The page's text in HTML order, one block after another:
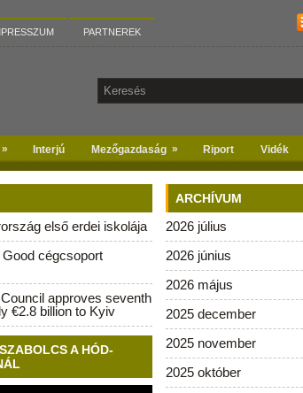
PARTNEREK
» Interjú Mezőgazdaság » Riport Vidék
első erdei iskolája
cégcsoport
approves seventh
€2.8 billion to Kyiv
A HÓD-
ARCHÍVUM
2026 július
2026 június
2026 május
2025 december
2025 november
2025 október